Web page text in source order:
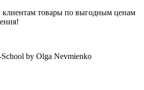
товары по выгодным ценам
by Olga Nevmienko